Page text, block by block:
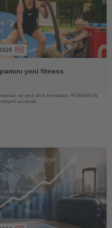
yeni fitness
ve yeni ders formatları, ROBINSON
sunacak